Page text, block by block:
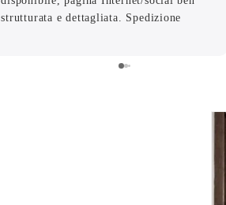
strutturata e dettagliata. Spedizione
un’idea della qualità del prodotto ma dal